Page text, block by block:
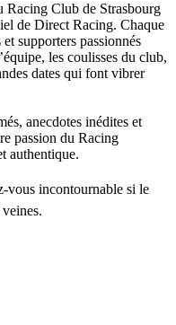
Racing Club de Strasbourg
de Direct Racing. Chaque
supporters passionnés
les coulisses du club,
dates qui font vibrer
anecdotes inédites et
passion du Racing
authentique.
vous incontournable si le